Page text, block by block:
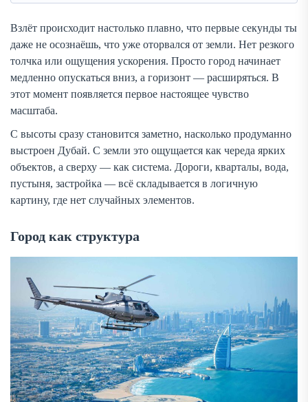
Взлёт происходит настолько плавно, что первые секунды ты
даже не осознаёшь, что уже оторвался от земли. Нет резкого
толчка или ощущения ускорения. Просто город начинает
медленно опускаться вниз, а горизонт — расширяться. В
этот момент появляется первое настоящее чувство
масштаба.
С высоты сразу становится заметно, насколько продуманно
выстроен Дубай. С земли это ощущается как череда ярких
объектов, а сверху — как система. Дороги, кварталы, вода,
пустыня, застройка — всё складывается в логичную
картину, где нет случайных элементов.
Город как структура